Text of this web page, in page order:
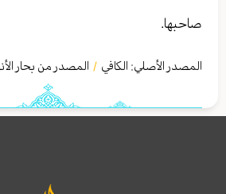
صاحبها.
المصدر الأصلي: الكافي / المصدر من بحار